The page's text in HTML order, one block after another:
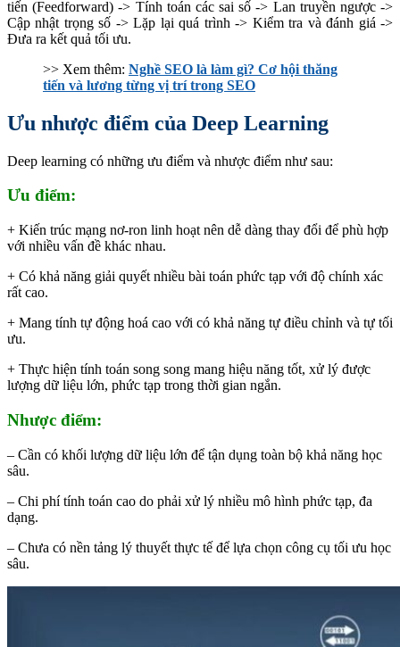
tiến (Feedforward) -> Tính toán các sai số -> Lan truyền ngược ->
Cập nhật trọng số -> Lặp lại quá trình -> Kiểm tra và đánh giá ->
Đưa ra kết quả tối ưu.
>> Xem thêm: Nghề SEO là làm gì? Cơ hội thăng
tiến và lương từng vị trí trong SEO
Ưu nhược điểm của Deep Learning
Deep learning có những ưu điểm và nhược điểm như sau:
Ưu điểm:
+ Kiến trúc mạng nơ-ron linh hoạt nên dễ dàng thay đổi để phù hợp
với nhiều vấn đề khác nhau.
+ Có khả năng giải quyết nhiều bài toán phức tạp với độ chính xác
rất cao.
+ Mang tính tự động hoá cao với có khả năng tự điều chỉnh và tự tối
ưu.
+ Thực hiện tính toán song song mang hiệu năng tốt, xử lý được
lượng dữ liệu lớn, phức tạp trong thời gian ngắn.
Nhược điểm:
– Cần có khối lượng dữ liệu lớn để tận dụng toàn bộ khả năng học
sâu.
– Chi phí tính toán cao do phải xử lý nhiều mô hình phức tạp, đa
dạng.
– Chưa có nền tảng lý thuyết thực tế để lựa chọn công cụ tối ưu học
sâu.